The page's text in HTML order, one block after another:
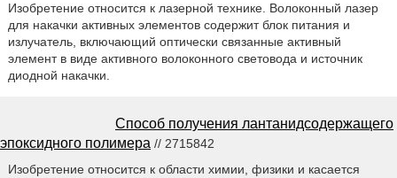
Изобретение относится к лазерной технике. Волоконный лазер
для накачки активных элементов содержит блок питания и
излучатель, включающий оптически связанные активный
элемент в виде активного волоконного световода и источник
диодной накачки.
Способ получения лантанидсодержащего
эпоксидного полимера // 2715842
Изобретение относится к области химии, физики и касается